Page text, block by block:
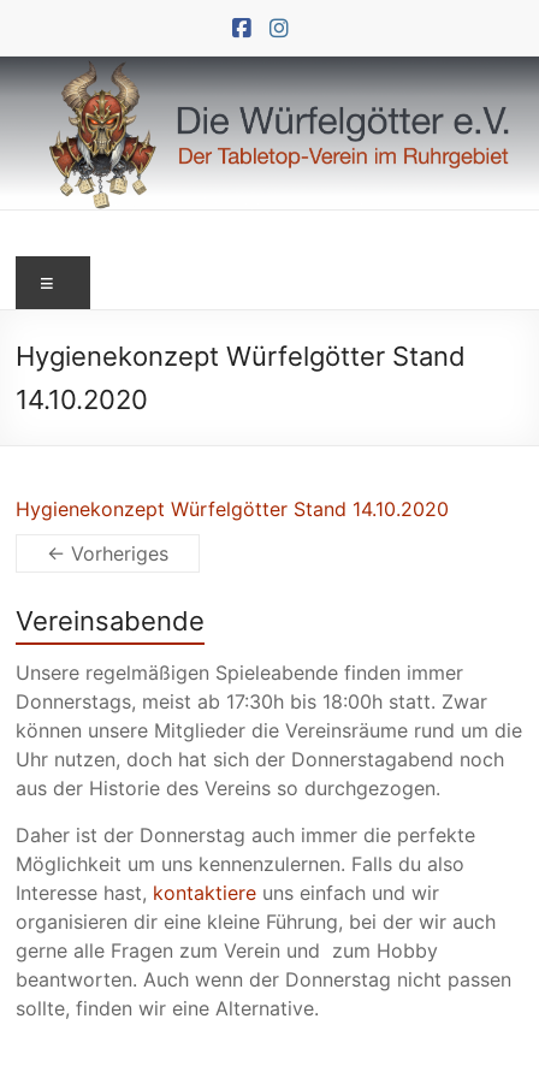
springen
Würfelgötter
e.V.
Hygienekonzept Würfelgötter Stand
14.10.2020
Hygienekonzept Würfelgötter Stand 14.10.2020
← Vorheriges
Vereinsabende
Unsere regelmäßigen Spieleabende finden immer
Donnerstags, meist ab 17:30h bis 18:00h statt. Zwar
können unsere Mitglieder die Vereinsräume rund um die
Uhr nutzen, doch hat sich der Donnerstagabend noch
aus der Historie des Vereins so durchgezogen.
Daher ist der Donnerstag auch immer die perfekte
Möglichkeit um uns kennenzulernen. Falls du also
Interesse hast, kontaktiere uns einfach und wir
organisieren dir eine kleine Führung, bei der wir auch
gerne alle Fragen zum Verein und zum Hobby
beantworten. Auch wenn der Donnerstag nicht passen
sollte, finden wir eine Alternative.